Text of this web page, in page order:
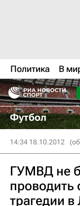
Политика В
Футбол
14:34 18.10.2012
ГУМВД не
проводить
трагедии